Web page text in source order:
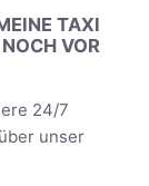
TAXI
VOR
24/7
unser